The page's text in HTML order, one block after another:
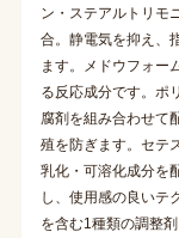
ン・ステアルトリモ
合。静電気を抑え、
ます。メドウフォー
る反応成分です。ポ
腐剤を組み合わせて
殖を防ぎます。セテ
乳化・可溶化成分を
し、使用感の良いテ
を含む1種類の調整